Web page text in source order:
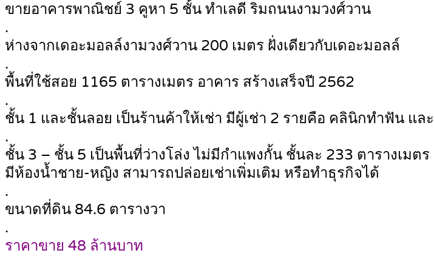
ขายอาคารพาณิชย์ 3 คูหา 5 ชั้น ทำเลดี ริมถนนงามวงศ์วาน
.
ห่างจากเดอะมอลล์งามวงศ์วาน 200 เมตร ฝั่งเดียวกับเดอะมอลล์
.
พื้นที่ใช้สอย 1165 ตารางเมตร อาคาร สร้างเสร็จปี 2562
.
ชั้น 1 และชั้นลอย เป็นร้านค้าให้เช่า มีผู้เช่า 2 รายคือ คลินิกทำฟัน แ
.
ชั้น 3 – ชั้น 5 เป็นพื้นที่ว่างโล่ง ไม่มีกำแพงกั้น ชั้นละ 233 ตารางเมตร
มีห้องน้ำชาย-หญิง สามารถปล่อยเช่าเพิ่มเติม หรือทำธุรกิจได้
.
ขนาดที่ดิน 84.6 ตารางวา
.
ราคาขาย 48 ล้านบาท